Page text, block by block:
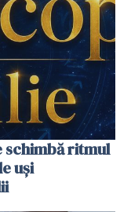
schimbă ritmul
uși